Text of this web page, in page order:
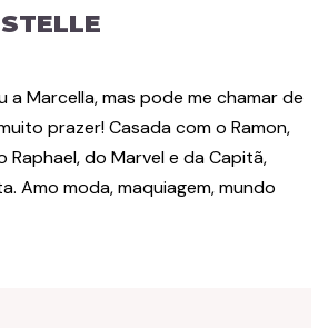
a Marcella, mas pode me chamar de
prazer! Casada com o Ramon,
Raphael, do Marvel e da Capitã,
Amo moda, maquiagem, mundo